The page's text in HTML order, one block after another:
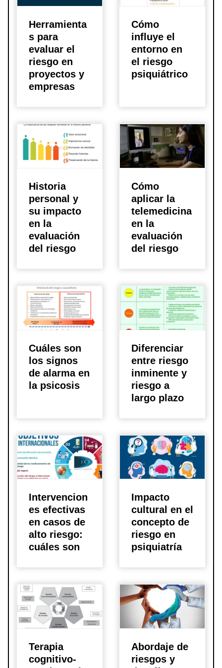
Herramienta
s para
evaluar el
riesgo en
proyectos y
empresas
Cómo
influye el
entorno en
el riesgo
psiquiátrico
Historia
personal y
su impacto
en la
evaluación
del riesgo
Cómo
aplicar la
telemedicina
en la
evaluación
del riesgo
Cuáles son
los signos
de alarma en
la psicosis
Diferenciar
entre riesgo
inminente y
riesgo a
largo plazo
Intervencion
es efectivas
en casos de
alto riesgo:
cuáles son
Impacto
cultural en el
concepto de
riesgo en
psiquiatrí­a
Terapia
cognitivo-
Abordaje de
riesgos y